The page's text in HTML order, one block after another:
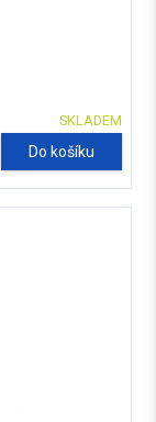
SKLADEM
Do košíku